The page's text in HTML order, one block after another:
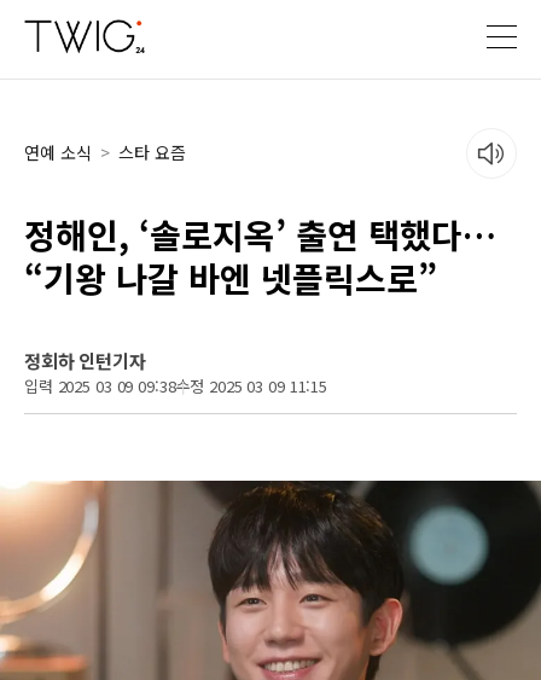
연예 소식 > 스타 요즘
정해인, ‘솔로지옥’ 출연 택했다…
“기왕 나갈 바엔 넷플릭스로”
정회하 인턴기자
입력 2025 03 09 09:38수정 2025 03 09 11:15